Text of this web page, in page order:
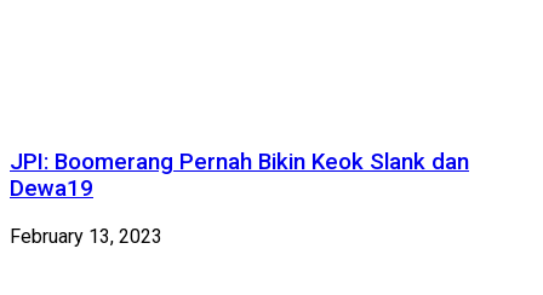
JPI: Boomerang Pernah Bikin Keok Slank dan
Dewa19
February 13, 2023